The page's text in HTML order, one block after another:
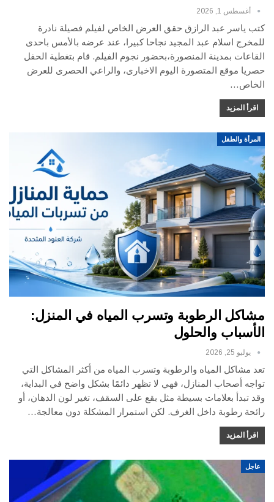
أغسطس 1, 2026
كتب ياسر عبد الرازق حقق العرض الخاص لفيلم فصيلة نادرة
للمخرج اسلام عبد المجيد نجاحا كبيرا، عند عرضه بالأمس باحدى
القاعات بمدينة المنصورة،بحضور نجوم الفيلم. قام بتغطية الحفل
حصريا موقع المتصورة اليوم الاخبارى، والراعي الحصرى للعرض
الخاص…
اقرأ المزيد
المرأة والطفل
مشاكل الرطوبة وتسرب المياه في المنزل:
الأسباب والحلول
يوليو 25, 2026
تعد مشاكل المياه والرطوبة وتسرب المياه من أكثر المشاكل التي
تواجه أصحاب المنازل، فهي لا تظهر دائمًا بشكل واضح في البداية،
وقد تبدأ بعلامات بسيطة مثل بقع على السقف، تغير لون الدهان، أو
رائحة رطوبة داخل الغرف. لكن استمرار المشكلة دون معالجة…
اقرأ المزيد
عاجل